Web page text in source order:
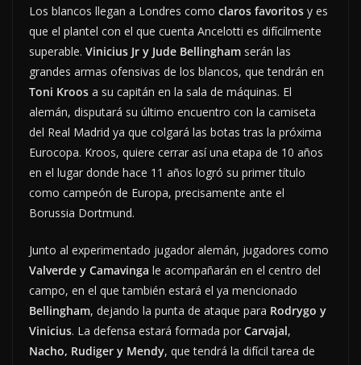
Los blancos llegan a Londres como claros favoritos y es
que el plantel con el que cuenta Ancelotti es difícilmente
superable. Vinicius Jr y Jude Bellingham serán las
grandes armas ofensivas de los blancos, que tendrán en
Toni Kroos a su capitán en la sala de máquinas. El
alemán, disputará su último encuentro con la camiseta
del Real Madrid ya que colgará las botas tras la próxima
Eurocopa. Kroos, quiere cerrar así una etapa de 10 años
en el lugar donde hace 11 años logró su primer título
como campeón de Europa, precisamente ante el
Borussia Dortmund.
Junto al experimentado jugador alemán, jugadores como
Valverde y Camavinga le acompañarán en el centro del
campo, en el que también estará el ya mencionado
Bellingham, dejando la punta de ataque para Rodrygo y
Vinicius. La defensa estará formada por Carvajal,
Nacho, Rudiger y Mendy, que tendrá la difícil tarea de